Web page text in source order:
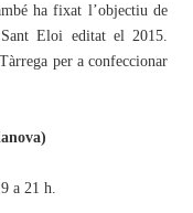
ha fixat l’objectiu de
Eloi editat el 2015.
per a confeccionar
a 21 h.